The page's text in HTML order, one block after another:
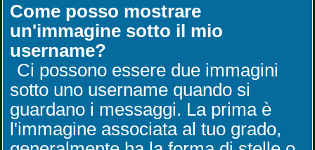
Come posso mostrare
un'immagine sotto il mio
username?
Ci possono essere due immagini
sotto uno username quando si
guardano i messaggi. La prima è
l'immagine associata al tuo grado,